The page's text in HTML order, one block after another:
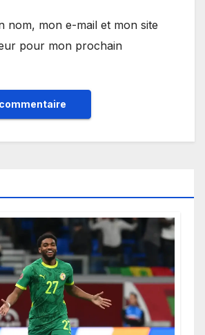
nom, mon e-mail et mon site
pour mon prochain